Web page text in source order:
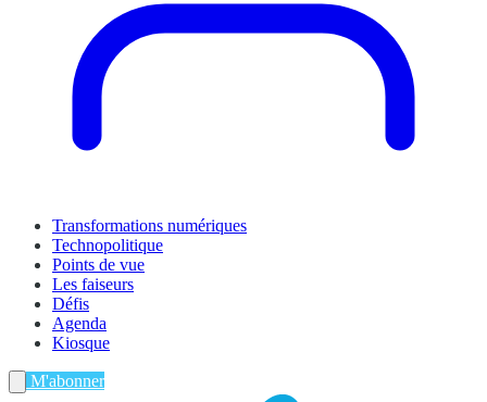
Transformations numériques
Technopolitique
Points de vue
Les faiseurs
Défis
Agenda
Kiosque
M'abonner